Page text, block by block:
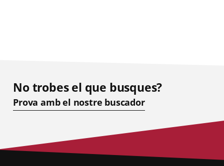
No trobes el que busques?
Prova amb el nostre buscador